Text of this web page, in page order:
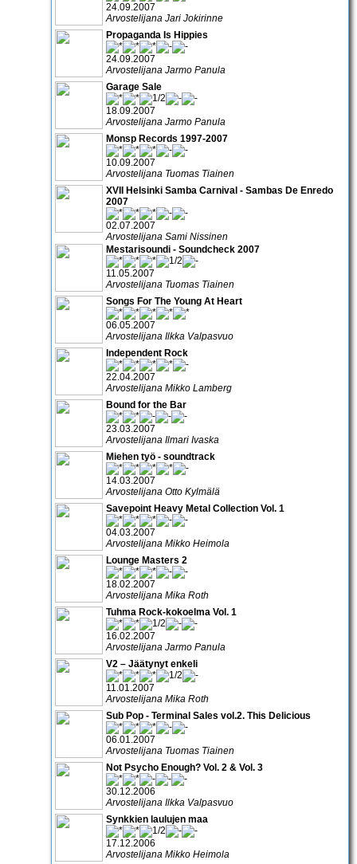
24.09.2007
Arvostelijana Jari Jokirinne
Propaganda Is Hippies
24.09.2007
Arvostelijana Jarmo Panula
Garage Sale
18.09.2007
Arvostelijana Jarmo Panula
Monsp Records 1997-2007
10.09.2007
Arvostelijana Tuomas Tiainen
XVII Helsinki Samba Carnival - Sambas De Enredo
2007
02.07.2007
Arvostelijana Sami Nissinen
Mestarisoundi - Soundcheck 2007
11.05.2007
Arvostelijana Tuomas Tiainen
Songs For The Young At Heart
06.05.2007
Arvostelijana Ilkka Valpasvuo
Independent Rock
22.04.2007
Arvostelijana Mikko Lamberg
Bound for the Bar
23.03.2007
Arvostelijana Ilmari Ivaska
Miehen työ - soundtrack
14.03.2007
Arvostelijana Otto Kylmälä
Savepoint Heavy Metal Collection Vol. 1
04.03.2007
Arvostelijana Mikko Heimola
Lounge Masters 2
18.02.2007
Arvostelijana Mika Roth
Tuhma Rock-kokoelma Vol. 1
16.02.2007
Arvostelijana Jarmo Panula
V2 – Jäätynyt enkeli
11.01.2007
Arvostelijana Mika Roth
Sub Pop - Terminal Sales vol.2. This Delicious
06.01.2007
Arvostelijana Tuomas Tiainen
Not Psycho Enough? Vol. 2 & Vol. 3
30.12.2006
Arvostelijana Ilkka Valpasvuo
Synkkien laulujen maa
17.12.2006
Arvostelijana Mikko Heimola